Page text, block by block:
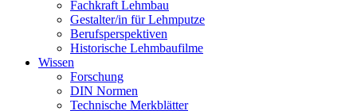
Fachkraft Lehmbau
Gestalter/in für Lehmputze
Berufsperspektiven
Historische Lehmbaufilme
Wissen
Forschung
DIN Normen
Technische Merkblätter